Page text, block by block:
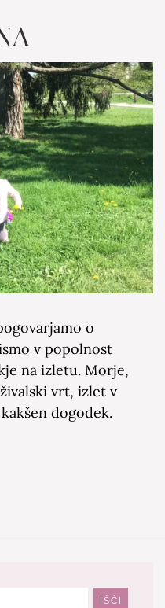
o
v popolnost
na izletu. Morje,
vrt, izlet v
dogodek.
IŠČI